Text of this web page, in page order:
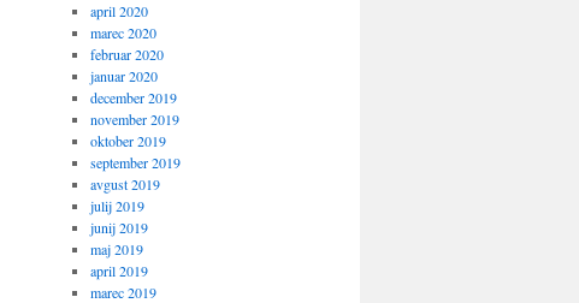
april 2020
marec 2020
februar 2020
januar 2020
december 2019
november 2019
oktober 2019
september 2019
avgust 2019
julij 2019
junij 2019
maj 2019
april 2019
marec 2019